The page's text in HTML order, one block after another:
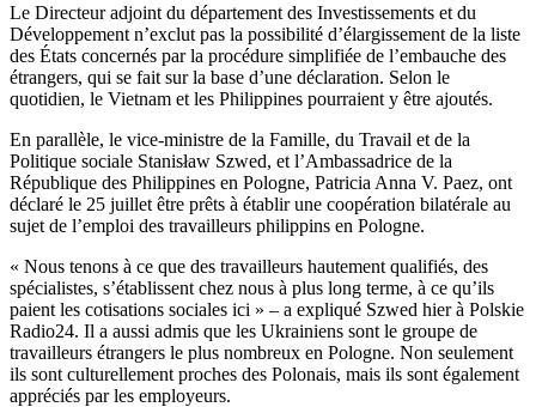
Le Directeur adjoint du département des Investissements et du
Développement n’exclut pas la possibilité d’élargissement de la liste
des États concernés par la procédure simplifiée de l’embauche des
étrangers, qui se fait sur la base d’une déclaration. Selon le
quotidien, le Vietnam et les Philippines pourraient y être ajoutés.
En parallèle, le vice-ministre de la Famille, du Travail et de la
Politique sociale Stanisław Szwed, et l’Ambassadrice de la
République des Philippines en Pologne, Patricia Anna V. Paez, ont
déclaré le 25 juillet être prêts à établir une coopération bilatérale au
sujet de l’emploi des travailleurs philippins en Pologne.
« Nous tenons à ce que des travailleurs hautement qualifiés, des
spécialistes, s’établissent chez nous à plus long terme, à ce qu’ils
paient les cotisations sociales ici » – a expliqué Szwed hier à Polskie
Radio24. Il a aussi admis que les Ukrainiens sont le groupe de
travailleurs étrangers le plus nombreux en Pologne. Non seulement
ils sont culturellement proches des Polonais, mais ils sont également
appréciés par les employeurs.